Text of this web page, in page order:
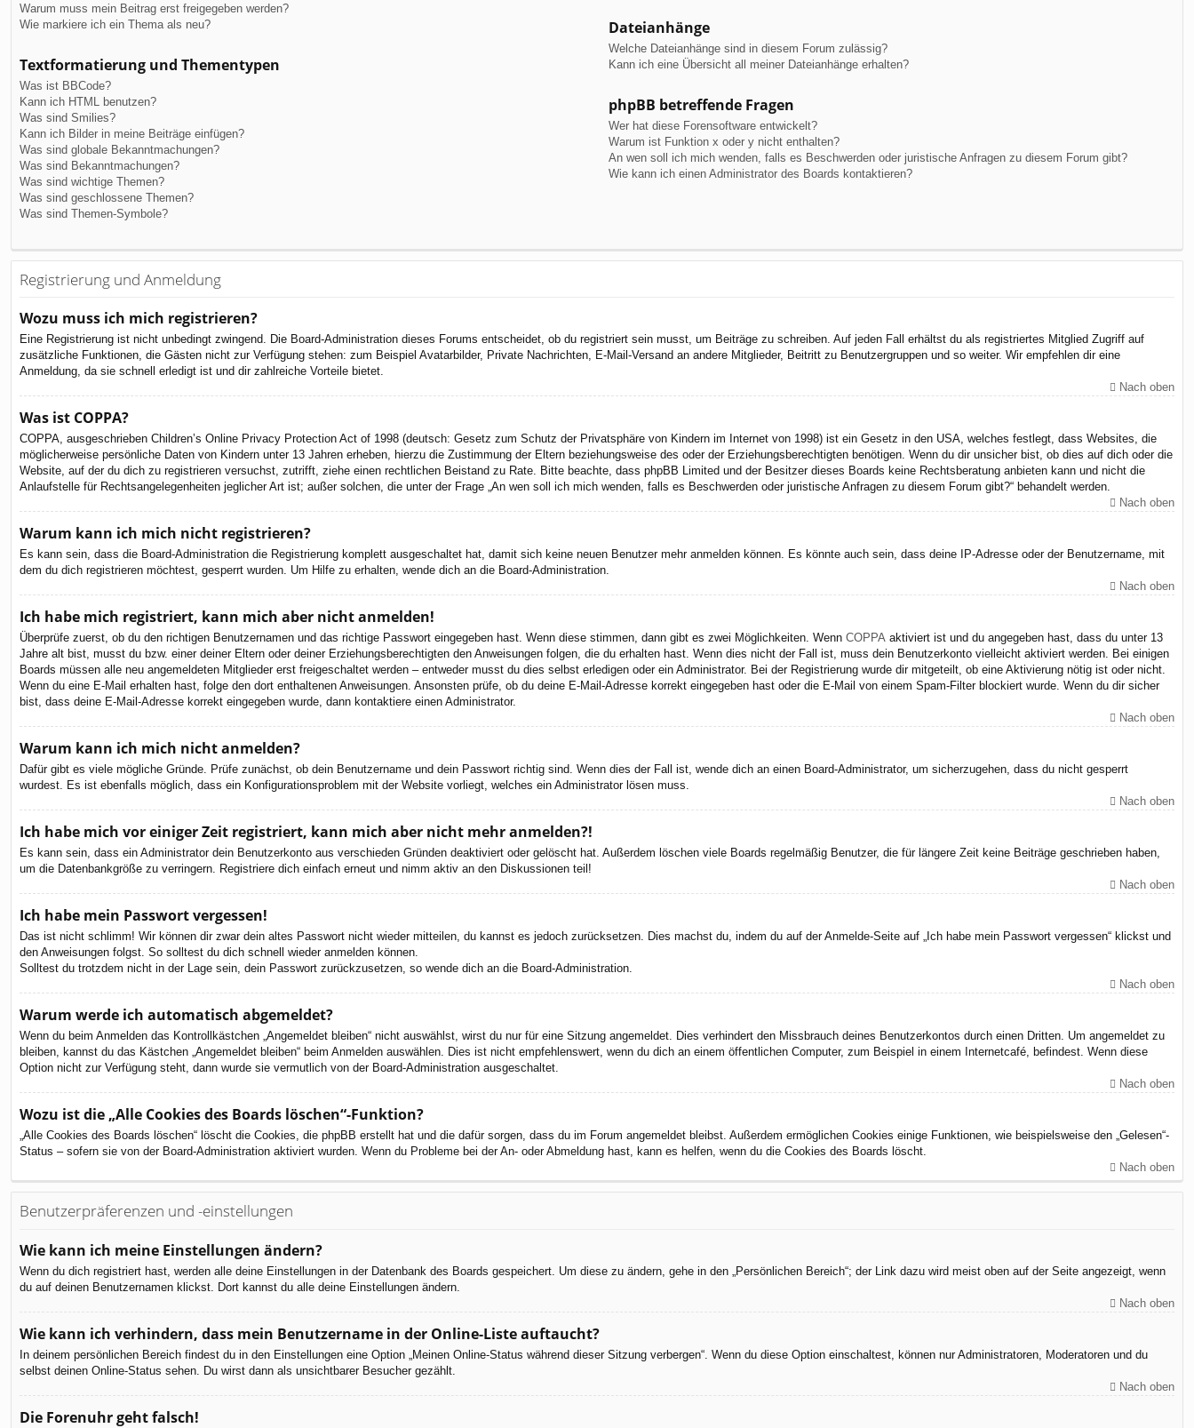
Warum muss mein Beitrag erst freigegeben werden?
Wie markiere ich ein Thema als neu?
Textformatierung und Thementypen
Was ist BBCode?
Kann ich HTML benutzen?
Was sind Smilies?
Kann ich Bilder in meine Beiträge einfügen?
Was sind globale Bekanntmachungen?
Was sind Bekanntmachungen?
Was sind wichtige Themen?
Was sind geschlossene Themen?
Was sind Themen-Symbole?
Dateianhänge
Welche Dateianhänge sind in diesem Forum zulässig?
Kann ich eine Übersicht all meiner Dateianhänge erhalten?
phpBB betreffende Fragen
Wer hat diese Forensoftware entwickelt?
Warum ist Funktion x oder y nicht enthalten?
An wen soll ich mich wenden, falls es Beschwerden oder juristische Anfragen zu diesem Forum gibt?
Wie kann ich einen Administrator des Boards kontaktieren?
Registrierung und Anmeldung
Wozu muss ich mich registrieren?
Eine Registrierung ist nicht unbedingt zwingend. Die Board-Administration dieses Forums entscheidet, ob du registriert sein musst, um Beiträge zu schreiben. Auf jeden Fall erhältst du als registriertes Mitglied Zugriff auf
zusätzliche Funktionen, die Gästen nicht zur Verfügung stehen: zum Beispiel Avatarbilder, Private Nachrichten, E-Mail-Versand an andere Mitglieder, Beitritt zu Benutzergruppen und so weiter. Wir empfehlen dir eine
Anmeldung, da sie schnell erledigt ist und dir zahlreiche Vorteile bietet.
Nach oben
Was ist COPPA?
COPPA, ausgeschrieben Children’s Online Privacy Protection Act of 1998 (deutsch: Gesetz zum Schutz der Privatsphäre von Kindern im Internet von 1998) ist ein Gesetz in den USA, welches festlegt, dass Websites, die
möglicherweise persönliche Daten von Kindern unter 13 Jahren erheben, hierzu die Zustimmung der Eltern beziehungsweise des oder der Erziehungsberechtigten benötigen. Wenn du dir unsicher bist, ob dies auf dich oder die
Website, auf der du dich zu registrieren versuchst, zutrifft, ziehe einen rechtlichen Beistand zu Rate. Bitte beachte, dass phpBB Limited und der Besitzer dieses Boards keine Rechtsberatung anbieten kann und nicht die
Anlaufstelle für Rechtsangelegenheiten jeglicher Art ist; außer solchen, die unter der Frage „An wen soll ich mich wenden, falls es Beschwerden oder juristische Anfragen zu diesem Forum gibt?“ behandelt werden.
Nach oben
Warum kann ich mich nicht registrieren?
Es kann sein, dass die Board-Administration die Registrierung komplett ausgeschaltet hat, damit sich keine neuen Benutzer mehr anmelden können. Es könnte auch sein, dass deine IP-Adresse oder der Benutzername, mit
dem du dich registrieren möchtest, gesperrt wurden. Um Hilfe zu erhalten, wende dich an die Board-Administration.
Nach oben
Ich habe mich registriert, kann mich aber nicht anmelden!
Überprüfe zuerst, ob du den richtigen Benutzernamen und das richtige Passwort eingegeben hast. Wenn diese stimmen, dann gibt es zwei Möglichkeiten. Wenn COPPA aktiviert ist und du angegeben hast, dass du unter 13
Jahre alt bist, musst du bzw. einer deiner Eltern oder deiner Erziehungsberechtigten den Anweisungen folgen, die du erhalten hast. Wenn dies nicht der Fall ist, muss dein Benutzerkonto vielleicht aktiviert werden. Bei einigen
Boards müssen alle neu angemeldeten Mitglieder erst freigeschaltet werden – entweder musst du dies selbst erledigen oder ein Administrator. Bei der Registrierung wurde dir mitgeteilt, ob eine Aktivierung nötig ist oder nicht.
Wenn du eine E-Mail erhalten hast, folge den dort enthaltenen Anweisungen. Ansonsten prüfe, ob du deine E-Mail-Adresse korrekt eingegeben hast oder die E-Mail von einem Spam-Filter blockiert wurde. Wenn du dir sicher
bist, dass deine E-Mail-Adresse korrekt eingegeben wurde, dann kontaktiere einen Administrator.
Nach oben
Warum kann ich mich nicht anmelden?
Dafür gibt es viele mögliche Gründe. Prüfe zunächst, ob dein Benutzername und dein Passwort richtig sind. Wenn dies der Fall ist, wende dich an einen Board-Administrator, um sicherzugehen, dass du nicht gesperrt
wurdest. Es ist ebenfalls möglich, dass ein Konfigurationsproblem mit der Website vorliegt, welches ein Administrator lösen muss.
Nach oben
Ich habe mich vor einiger Zeit registriert, kann mich aber nicht mehr anmelden?!
Es kann sein, dass ein Administrator dein Benutzerkonto aus verschieden Gründen deaktiviert oder gelöscht hat. Außerdem löschen viele Boards regelmäßig Benutzer, die für längere Zeit keine Beiträge geschrieben haben,
um die Datenbankgröße zu verringern. Registriere dich einfach erneut und nimm aktiv an den Diskussionen teil!
Nach oben
Ich habe mein Passwort vergessen!
Das ist nicht schlimm! Wir können dir zwar dein altes Passwort nicht wieder mitteilen, du kannst es jedoch zurücksetzen. Dies machst du, indem du auf der Anmelde-Seite auf „Ich habe mein Passwort vergessen“ klickst und
den Anweisungen folgst. So solltest du dich schnell wieder anmelden können.
Solltest du trotzdem nicht in der Lage sein, dein Passwort zurückzusetzen, so wende dich an die Board-Administration.
Nach oben
Warum werde ich automatisch abgemeldet?
Wenn du beim Anmelden das Kontrollkästchen „Angemeldet bleiben“ nicht auswählst, wirst du nur für eine Sitzung angemeldet. Dies verhindert den Missbrauch deines Benutzerkontos durch einen Dritten. Um angemeldet zu
bleiben, kannst du das Kästchen „Angemeldet bleiben“ beim Anmelden auswählen. Dies ist nicht empfehlenswert, wenn du dich an einem öffentlichen Computer, zum Beispiel in einem Internetcafé, befindest. Wenn diese
Option nicht zur Verfügung steht, dann wurde sie vermutlich von der Board-Administration ausgeschaltet.
Nach oben
Wozu ist die „Alle Cookies des Boards löschen“-Funktion?
„Alle Cookies des Boards löschen“ löscht die Cookies, die phpBB erstellt hat und die dafür sorgen, dass du im Forum angemeldet bleibst. Außerdem ermöglichen Cookies einige Funktionen, wie beispielsweise den „Gelesen“-
Status – sofern sie von der Board-Administration aktiviert wurden. Wenn du Probleme bei der An- oder Abmeldung hast, kann es helfen, wenn du die Cookies des Boards löscht.
Nach oben
Benutzerpräferenzen und -einstellungen
Wie kann ich meine Einstellungen ändern?
Wenn du dich registriert hast, werden alle deine Einstellungen in der Datenbank des Boards gespeichert. Um diese zu ändern, gehe in den „Persönlichen Bereich“; der Link dazu wird meist oben auf der Seite angezeigt, wenn
du auf deinen Benutzernamen klickst. Dort kannst du alle deine Einstellungen ändern.
Nach oben
Wie kann ich verhindern, dass mein Benutzername in der Online-Liste auftaucht?
In deinem persönlichen Bereich findest du in den Einstellungen eine Option „Meinen Online-Status während dieser Sitzung verbergen“. Wenn du diese Option einschaltest, können nur Administratoren, Moderatoren und du
selbst deinen Online-Status sehen. Du wirst dann als unsichtbarer Besucher gezählt.
Nach oben
Die Forenuhr geht falsch!